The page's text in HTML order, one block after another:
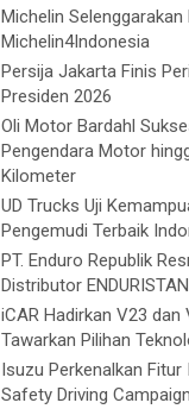
Michelin Selenggarakan
Michelin4Indonesia
Persija Jakarta Finis
Presiden 2026
Oli Motor Bardahl
Pengendara Motor
Kilometer
UD Trucks Uji
Pengemudi Terbaik
PT. Enduro Republik
Distributor
iCAR Hadirkan V23 dan
Tawarkan Pilihan
Isuzu Perkenalkan
Safety Driving Campaign